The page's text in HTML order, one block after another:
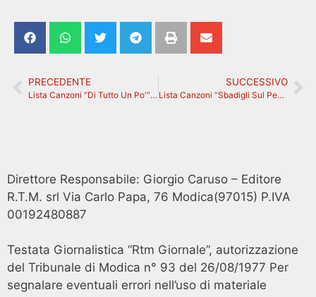
PRECEDENTE
Lista Canzoni “Di Tutto Un Po'” con Gianluigi 20 Gennaio 2024
SUCCESSIVO
Lista Canzoni “Sbadigli Sul Pentagramma” con Giovanni Cannizzaro 21 Gennaio 2024
Direttore Responsabile: Giorgio Caruso – Editore
R.T.M. srl Via Carlo Papa, 76 Modica(97015) P.IVA
00192480887
Testata Giornalistica “Rtm Giornale”, autorizzazione
del Tribunale di Modica n° 93 del 26/08/1977 Per
segnalare eventuali errori nell’uso di materiale